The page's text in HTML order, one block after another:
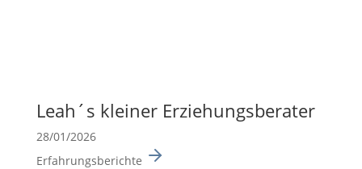
Leah´s kleiner Erzie­hungs­be­rater
28/01/2026
Erfahrungsberichte